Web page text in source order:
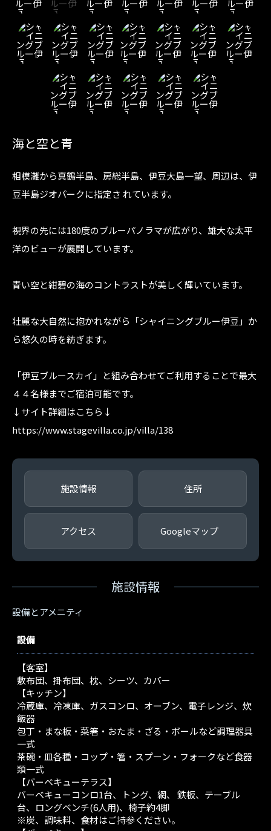
海と空と青
相模灘から真鶴半島、房総半島、伊豆大島一望、周辺は、伊
豆半島ジオパークに指定さ れています。
視界の先には180度のブルーパノラマが広がり、雄大な太平
洋のビューが展開しています。
青い空と紺碧の海のコントラストが美しく輝いています。
壮麗な大自然に抱かれながら「シャイニングブルー伊豆」か
ら悠久の時を紡ぎます。
「伊豆ブルースカイ」と組み合わせてご利用することで最大
４４名様までご宿泊可能です。
↓サイト詳細はこちら↓
https://www.stagevilla.co.jp/villa/138
施設情報 住所
アクセス Googleマップ
施設情報
設備とアメニティ
設備
【客室】
敷布団、掛布団、枕、シーツ、カバー
【キッチン】
冷蔵庫、冷凍庫、ガスコンロ、オーブン、電子レンジ、炊
飯器
包丁・まな板・菜箸・おたま・ざる・ボールなど調理器具
一式
茶碗・皿各種・コップ・箸・スプーン・フォークなど食器
類一式
【バーベキューテラス】
バーベキューコンロ1台、トング、網、 鉄板、テーブル
台、ロングベンチ(6人用)、椅子約4脚
※炭、調味料、食材はご持参ください。